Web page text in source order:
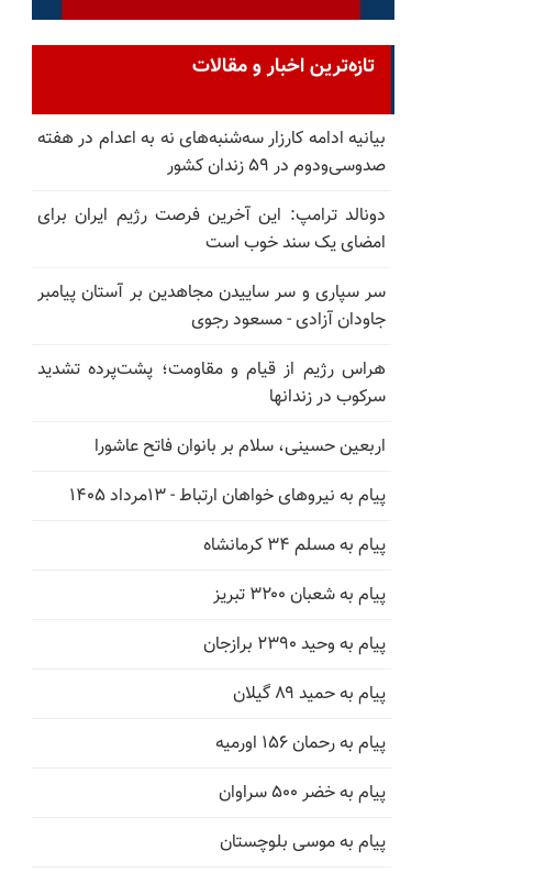
تازه‌ترین اخبار و مقالات
بیانیه ادامه کارزار سه‌شنبه‌های نه به اعدام در هفته
صدوسی‌و‌دوم در ۵۹ زندان کشور
دونالد ترامپ: این آخرین فرصت رژیم ایران برای
امضای یک سند خوب است
سر سپاری و سر ساییدن مجاهدین بر آستان پیامبر
جاودان آزادی - مسعود رجوی
هراس رژیم از قیام و مقاومت؛ پشت‌پرده تشدید
سرکوب در زندانها
اربعین حسینی، سلام بر بانوان فاتح عاشورا
پیام به نیروهای خواهان ارتباط - ۱۳مرداد ۱۴۰۵
پیام به مسلم ۳۴ کرمانشاه
پیام به شعبان ۳۲۰۰ تبریز
پیام به وحید ۲۳۹۰ برازجان
پیام به حمید ۸۹ گیلان
پیام به رحمان ۱۵۶ اورمیه
پیام به خضر ۵۰۰ سراوان
پیام به موسی بلوچستان